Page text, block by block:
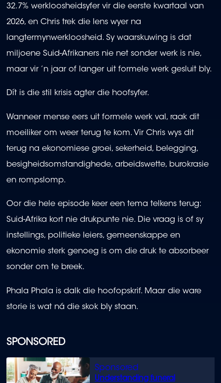
SPONSORED
Understanding funeral
32.7% werkloosheidsyfer vir die eerste kwartaal van
2026, en Chris trek die lens wyer na
langtermynwerkloosheid. Sy waarskuwing is dat
miljoene Suid-Afrikaners nie net sonder werk is nie,
maar vir ’n jaar of langer uit formele werk gesluit bly.
Dít is die stil krisis agter die hoofsyfer.
Wanneer mense eers uit formele werk val, raak dit
moeiliker om weer terug te kom. Vir Chris wys dit
terug na ekonomiese groei, sekerheid, belegging,
besigheidsomstandighede, arbeidswette, burokrasie
en rompslomp.
Oor die hele episode keer een tema telkens terug:
Suid-Afrika kort nie drukpunte nie. Die vraag is of sy
instellings, politieke leiers, gemeenskappe en
ekonomie sterk genoeg is om die druk te absorbeer
sonder om te breek.
Phala Phala is dalk die hoofopskrif. Maar die ware
storie is wat ná die skok bly staan.